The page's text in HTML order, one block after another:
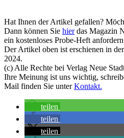
Hat Ihnen der Artikel gefallen?
Dann können Sie hierdas Magazin
ein kostenloses Probe-Heft
Der Artikel oben ist erschienen in
2024.
(c) Alle Rechte bei Verlag Neue
Ihre Meinung ist uns wichtig,
Mail finden Sie unterKontakt.
teilen
teilen
teilen